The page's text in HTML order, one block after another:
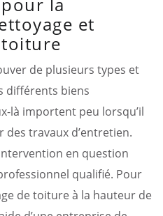
et
toiture
de plusieurs types et
différents biens
là importent peu lorsqu’il
travaux d’entretien.
en question
qualifié. Pour
de toiture à la hauteur de